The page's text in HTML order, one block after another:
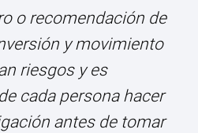
o recomendación de
y movimiento
riesgos y es
cada persona hacer
antes de tomar